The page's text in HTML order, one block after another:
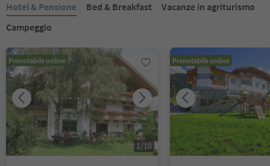
Hotel & Pensione Bed & Breakfast
Vacanze in agriturismo
Campeggio
Prenotabile online
1/10
Prenotabile online